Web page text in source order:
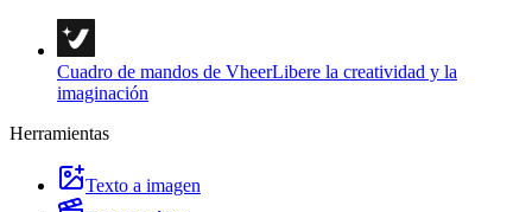
Cuadro de mandos de VheerLibere la creatividad y la
imaginación
Herramientas
Texto a imagen